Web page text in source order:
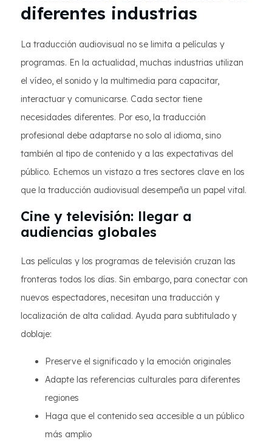
diferentes industrias
La traducción audiovisual no se limita a películas y
programas. En la actualidad, muchas industrias utilizan
el vídeo, el sonido y la multimedia para capacitar,
interactuar y comunicarse. Cada sector tiene
necesidades diferentes. Por eso, la traducción
profesional debe adaptarse no solo al idioma, sino
también al tipo de contenido y a las expectativas del
público. Echemos un vistazo a tres sectores clave en los
que la traducción audiovisual desempeña un papel vital.
Cine y televisión: llegar a
audiencias globales
Las películas y los programas de televisión cruzan las
fronteras todos los días. Sin embargo, para conectar con
nuevos espectadores, necesitan una traducción y
localización de alta calidad. Ayuda para subtitulado y
doblaje:
Preserve el significado y la emoción originales
Adapte las referencias culturales para diferentes
regiones
Haga que el contenido sea accesible a un público
más amplio